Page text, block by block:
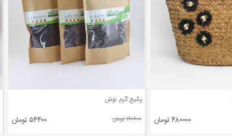
۴۸۰۰۰۰ تومان
پکیج گرم نوش
۱۶۰۸۰۰ تومان ۵۴۴۰۰ تومان